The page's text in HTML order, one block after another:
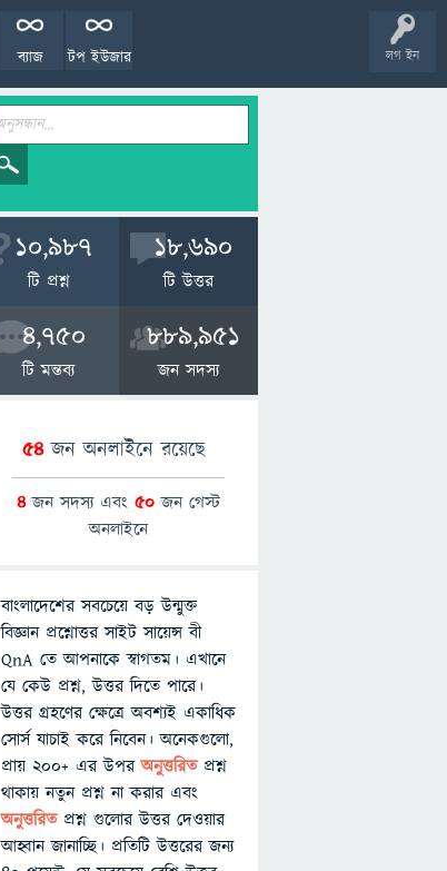
লগ ইন
টপ ইউজার
ব্যাজ
10,987
টি প্রশ্ন
18,690
টি উত্তর
4,750
টি মন্তব্য
889,951
জন সদস্য
54জন অনলাইনে রয়েছে
4 জন সদস্য এবং 50 জন গেস্ট
অনলাইনে
বাংলাদেশের সবচেয়ে বড় উন্মুক্ত
বিজ্ঞান প্রশ্নোত্তর সাইট সায়েন্স বী
QnA তে আপনাকে স্বাগতম। এখানে
যে কেউ প্রশ্ন, উত্তর দিতে পারে।
উত্তর গ্রহণের ক্ষেত্রে অবশ্যই একাধিক
সোর্স যাচাই করে নিবেন। অনেকগুলো,
প্রায় ২০০+ এর উপরঅনুত্তরিতপ্রশ্ন
থাকায় নতুন প্রশ্ন না করার এবং
অনুত্তরিত প্রশ্ন গুলোর উত্তর দেওয়ার
আহ্বান জানাচ্ছি। প্রতিটি উত্তরের জন্য